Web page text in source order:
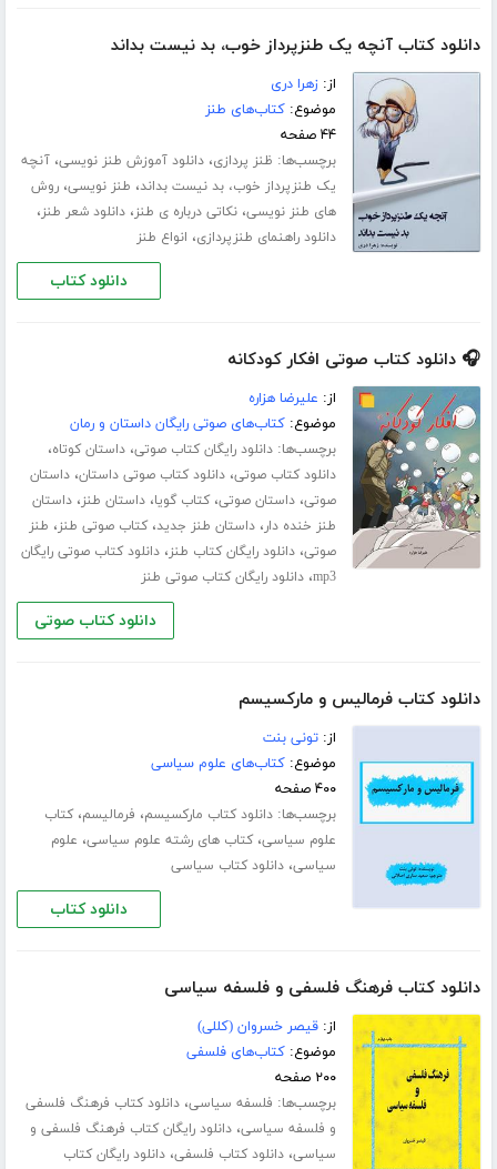
دانلود کتاب آنچه یک طنزپرداز خوب، بد نیست بداند
از:زهرا دری
موضوع:کتاب‌های طنز
۴۴ صفحه
برچسب‌ها: ظنز پردازی،دانلود آموزش طنز نویسی،آنچه
یک طنزپرداز خوب، بد نیست بداند، طنز نویسی،روش
های طنز نویسی،نکاتی درباره ی طنز،دانلود شعر طنز،
دانلود راهنمای طنزپردازی، انواع طنز
دانلود کتاب
🎧 دانلود کتاب صوتی افکار کودکانه
از: علیرضا هزاره
موضوع:کتاب‌های صوتی رایگان داستان و رمان
برچسب‌ها:دانلود رایگان کتاب صوتی،داستان کوتاه،
دانلود کتاب صوتی،دانلود کتاب صوتی داستان،داستان
صوتی،داستان صوتی،کتاب گویا،داستان طنز،داستان
طنز خنده دار،داستان طنز جدید،کتاب صوتی طنز، طنز
صوتی،دانلود رایگان کتاب طنز،دانلود کتاب صوتی رایگان
mp3،دانلود رایگان کتاب صوتی طنز
دانلود کتاب صوتی
دانلود کتاب فرمالیس و مارکسیسم
از:تونی بنت
موضوع:کتاب‌های علوم سیاسی
۴۰۰ صفحه
برچسب‌ها:دانلود کتاب مارکسیسم، فرمالیسم،کتاب
علوم سیاسی،کتاب های رشته علوم سیاسی، علوم
سیاسی،دانلود کتاب سیاسی
دانلود کتاب
دانلود کتاب فرهنگ فلسفی و فلسفه سیاسی
از:قیصر خسروان (کللی)
موضوع:کتاب‌های فلسفی
۲۰۰ صفحه
برچسب‌ها: فلسفه سیاسی،دانلود کتاب فرهنگ فلسفی
و فلسفه سیاسی،دانلود رایگان کتاب فرهنگ فلسفی و
سیاسی،دانلود کتاب فلسفی،دانلود رایگان کتاب